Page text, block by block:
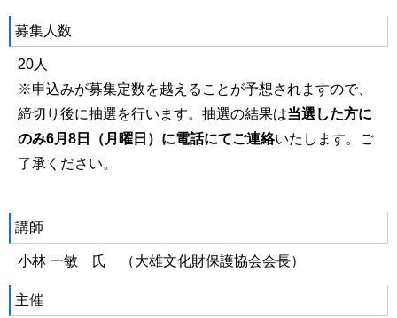
募集人数
20人
※申込みが募集定数を越えることが予想されますので、
締切り後に抽選を行います。抽選の結果は当選した方に
のみ6月8日（月曜日）に電話にてご連絡いたします。ご
了承ください。
講師
小林 一敏 氏 （大雄文化財保護協会会長）
主催